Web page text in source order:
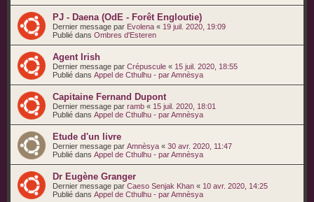
PJ - Daena (OdE - Forêt Engloutie)
Dernier message par Evolena « 19 juil. 2020, 19:09
Publié dans Ombres d'Esteren
Agent Irish
Dernier message par Crépuscule « 15 juil. 2020, 18:55
Publié dans Appel de Cthulhu - par Amnèsya
Capitaine Fernand Dupont
Dernier message par ramb « 15 juil. 2020, 18:01
Publié dans Appel de Cthulhu - par Amnèsya
Etude d'un livre
Dernier message par Amnèsya « 30 avr. 2020, 11:47
Publié dans Appel de Cthulhu - par Amnèsya
Dr Eugène Granger
Dernier message par Caeso Senjak Khan « 10 avr. 2020, 14:25
Publié dans Appel de Cthulhu - par Amnèsya